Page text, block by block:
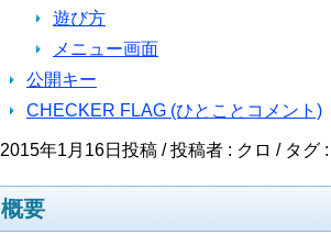
遊び方
メニュー画面
公開キー
CHECKER FLAG (ひとことコメント)
2015年1月16日投稿 / 投稿者 : クロ / タグ :
概要